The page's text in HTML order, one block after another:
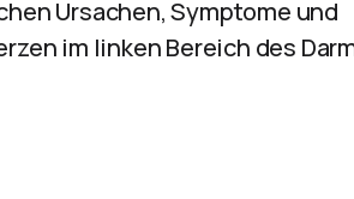
Ursachen, Symptome und
im linken Bereich des